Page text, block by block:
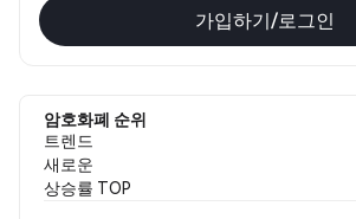
가입하기/로그인
암호화폐 순위
트렌드
새로운
상승률 TOP